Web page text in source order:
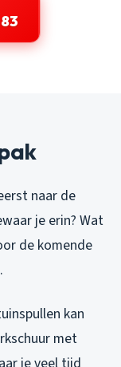
naar de
je erin? Wat
de komende
kan
met